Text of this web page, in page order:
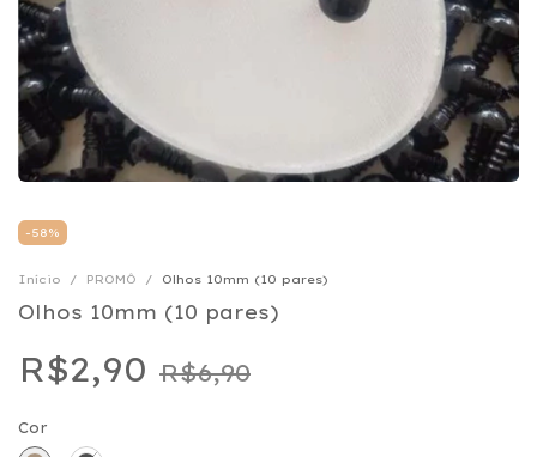
-58%
Início / PROMÔ / Olhos 10mm (10 pares)
Olhos 10mm (10 pares)
R$2,90 R$6,90
Cor